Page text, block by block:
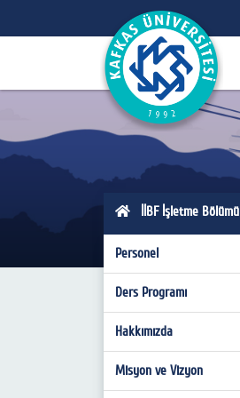
İİBF İşletme Bölümü
Personel
Yönetim
Bölüm Kurulu
Anabilim Dalları
Ders Programı
Hakkımızda
Bölüm Tanıtımı
Misyon ve Vizyon